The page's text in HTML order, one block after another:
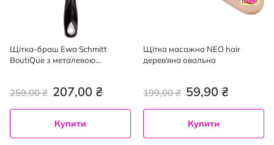
Щітка-браш Ewa Schmitt
BoutiQue з металевою
207,00 ₴
259,00 ₴
Купити
Щітка масажна NEO hair
дерев'яна овальна
59,90 ₴
199,00 ₴
Купити